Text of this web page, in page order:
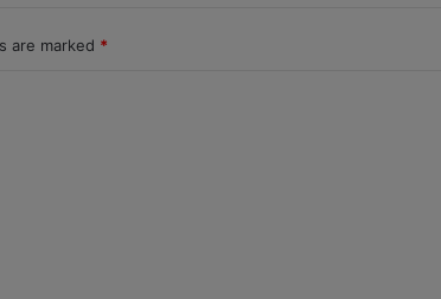
are marked *